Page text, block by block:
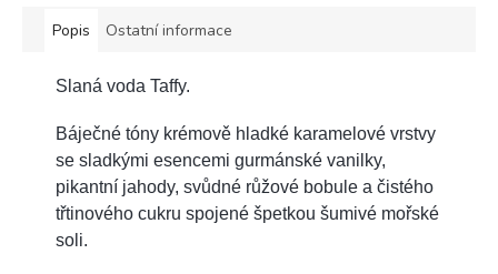
Popis Ostatní informace
Slaná voda Taffy.
Báječné tóny krémově hladké karamelové vrstvy
se sladkými esencemi gurmánské vanilky,
pikantní jahody, svůdné růžové bobule a čistého
třtinového cukru spojené špetkou šumivé mořské
soli.